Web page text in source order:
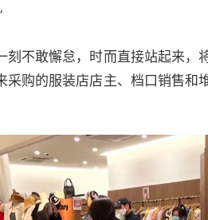
刻不敢懈怠，时而直接站起来
采购的服装店店主、档口销售